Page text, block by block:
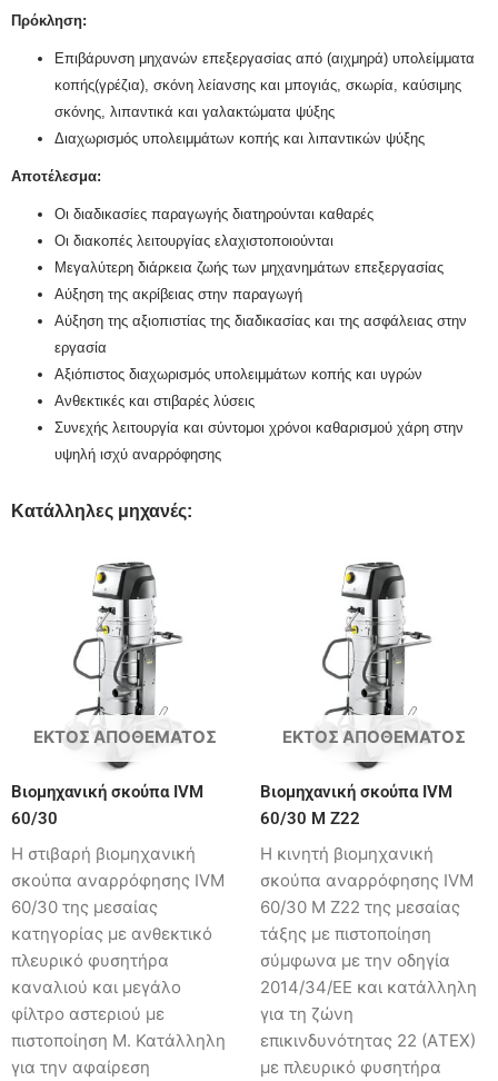
Πρόκληση:
Επιβάρυνση μηχανών επεξεργασίας από (αιχμηρά) υπολείμματα
κοπής(γρέζια), σκόνη λείανσης και μπογιάς, σκωρία, καύσιμης
σκόνης, λιπαντικά και γαλακτώματα ψύξης
Διαχωρισμός υπολειμμάτων κοπής και λιπαντικών ψύξης
Αποτέλεσμα:
Οι διαδικασίες παραγωγής διατηρούνται καθαρές
Οι διακοπές λειτουργίας ελαχιστοποιούνται
Μεγαλύτερη διάρκεια ζωής των μηχανημάτων επεξεργασίας
Αύξηση της ακρίβειας στην παραγωγή
Αύξηση της αξιοπιστίας της διαδικασίας και της ασφάλειας στην
εργασία
Αξιόπιστος διαχωρισμός υπολειμμάτων κοπής και υγρών
Ανθεκτικές και στιβαρές λύσεις
Συνεχής λειτουργία και σύντομοι χρόνοι καθαρισμού χάρη στην
υψηλή ισχύ αναρρόφησης
Κατάλληλες μηχανές:
ΕΚΤΌΣ ΑΠΟΘΈΜΑΤΟΣ
Βιομηχανική σκούπα IVM
60/30
Η στιβαρή βιομηχανική
σκούπα αναρρόφησης IVM
60/30 της μεσαίας
κατηγορίας με ανθεκτικό
πλευρικό φυσητήρα
καναλιού και μεγάλο
φίλτρο αστεριού με
πιστοποίηση Μ. Κατάλληλη
για την αφαίρεση
ΕΚΤΌΣ ΑΠΟΘΈΜΑΤΟΣ
Βιομηχανική σκούπα IVM
60/30 M Z22
Η κινητή βιομηχανική
σκούπα αναρρόφησης IVM
60/30 M Z22 της μεσαίας
τάξης με πιστοποίηση
σύμφωνα με την οδηγία
2014/34/ΕΕ και κατάλληλη
για τη ζώνη
επικινδυνότητας 22 (AΤΕΧ)
με πλευρικό φυσητήρα